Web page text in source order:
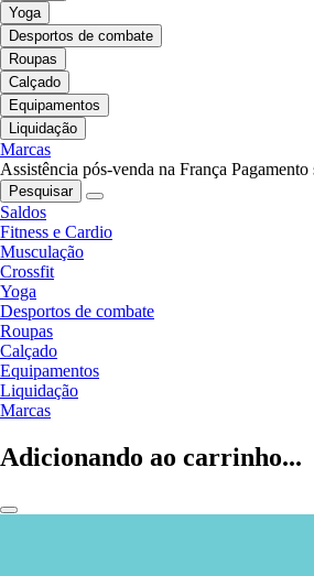
Yoga
Desportos de combate
Roupas
Calçado
Equipamentos
Liquidação
Marcas
Assistência pós-venda na França Pagamento
Pesquisar
Saldos
Fitness e Cardio
Musculação
Crossfit
Yoga
Desportos de combate
Roupas
Calçado
Equipamentos
Liquidação
Marcas
Adicionando ao carrinho...